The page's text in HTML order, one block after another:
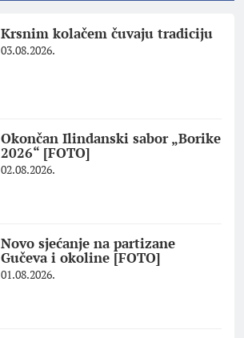
Krsnim kolačem čuvaju tradiciju
03.08.2026.
Okončan Ilindanski sabor „Borike
2026“ [FOTO]
02.08.2026.
Novo sjećanje na partizane
Gučeva i okoline [FOTO]
01.08.2026.